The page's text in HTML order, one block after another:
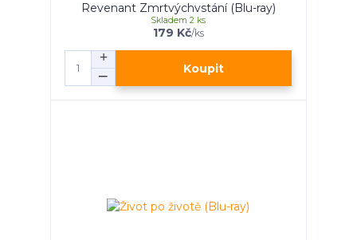
Revenant Zmrtvýchvstání (Blu-ray)
179 Kč/ks
Skladem 2 ks
Koupit